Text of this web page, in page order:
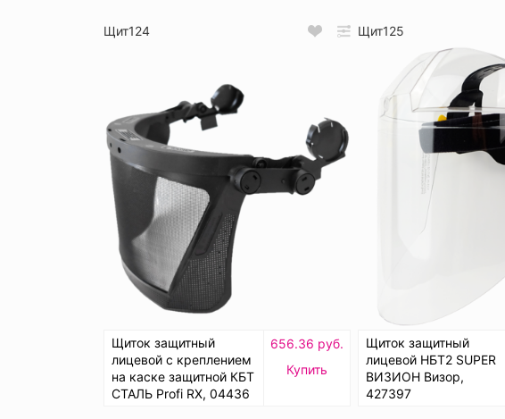
Щит124
Щиток защитный
лицевой с креплением
на каске защитной КБТ
СТАЛЬ Profi RX, 04436
656.36 руб.
Купить
Щит125
Щиток защитный
лицевой НБТ2 SUPER
ВИЗИОН Визор,
427397